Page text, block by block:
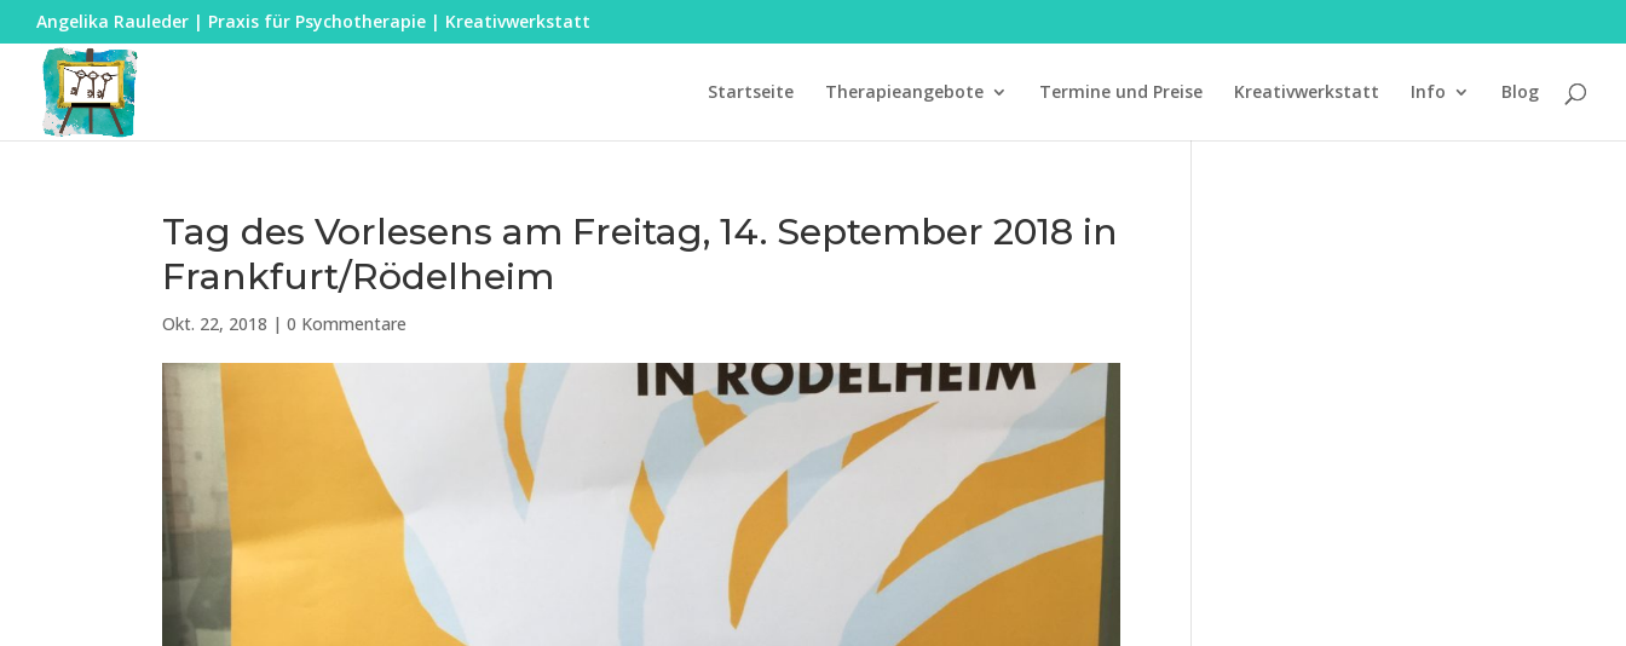
Angelika Rauleder | Praxis für Psychotherapie | Kreativwerkstatt
Startseite Therapieangebote Termine und Preise Kreativwerkstatt Info Blog
Tag des Vorlesens am Freitag, 14. September 2018 in
Frankfurt/Rödelheim
Okt. 22, 2018 |0 Kommentare